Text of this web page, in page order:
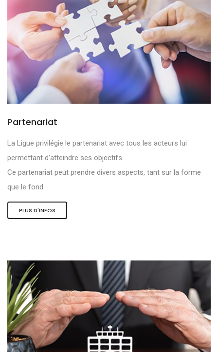
Partenariat
La Ligue privilégie le partenariat avec tous les acteurs lui
permettant d'atteindre ses objectifs.
Ce partenariat peut prendre divers aspects, tant sur la forme
que le fond.
PLUS D'INFOS